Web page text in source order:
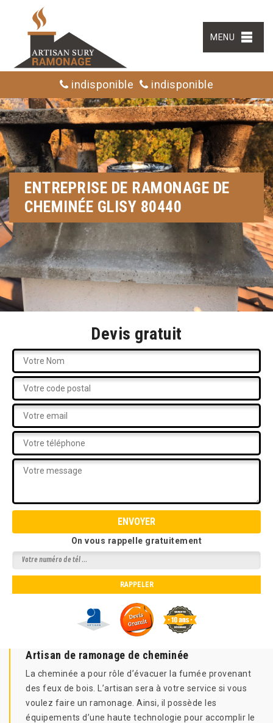
MENU
indisponible indisponible
ENTREPRISE DE RAMONAGE DE
CHEMINÉE GLISY 80440
Devis gratuit
On vous rappelle gratuitement
Artisan de ramonage de cheminée
La cheminée a pour rôle d’évacuer la fumée provenant
des feux de bois. L’artisan sera à votre service si vous
voulez faire un ramonage. Ainsi, il possède les
équipements d’une haute technologie pour accomplir le